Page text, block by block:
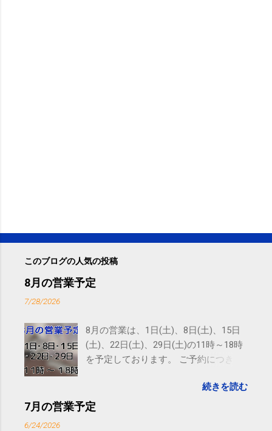
このブログの人気の投稿
8月の営業予定
7/28/2026
8月の営業は、1日(土)、8日(土)、15日
(土)、22日(土)、29日(土)の11時～18時
を予定しております。 ご予約につきま
す。 電話に出られないことがあります
ので、ご予約、お問い合わせは
続きを読む
7月の営業予定
6/24/2026